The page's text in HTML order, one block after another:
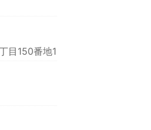
目150番地1